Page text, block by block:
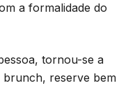
a formalidade do
tornou-se a
brunch, reserve bem